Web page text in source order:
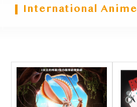
International Anime